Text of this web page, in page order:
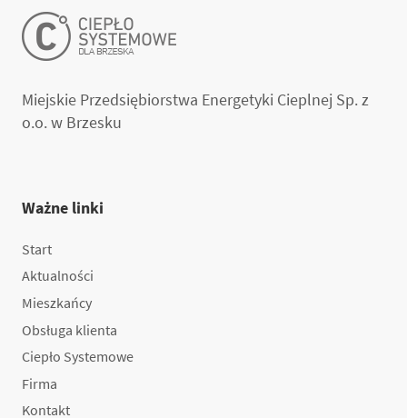
Miejskie Przedsiębiorstwa Energetyki Cieplnej Sp. z
o.o. w Brzesku
Ważne linki
Start
Aktualności
Mieszkańcy
Obsługa klienta
Ciepło Systemowe
Firma
Kontakt